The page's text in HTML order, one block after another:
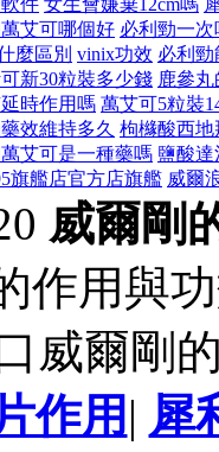
艾可哪個好 必利勁一
麼區別 vinix功效 必利
新30粒裝多少錢 鹿參
時作用嗎 萬艾可5粒裝
效維持多久 枸櫞酸西
艾可是一種藥嗎 鹽酸
旗艦店官方店旗艦 威爾
威爾剛
作用與
威爾剛
作用 | 犀